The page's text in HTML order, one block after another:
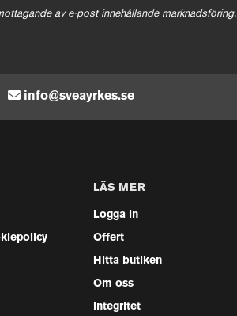
av e-post innehållande marknadsföring.
info@sveayrkes.se
LÄS MER
Logga in
Offert
Hitta butiken
Om oss
Integritet